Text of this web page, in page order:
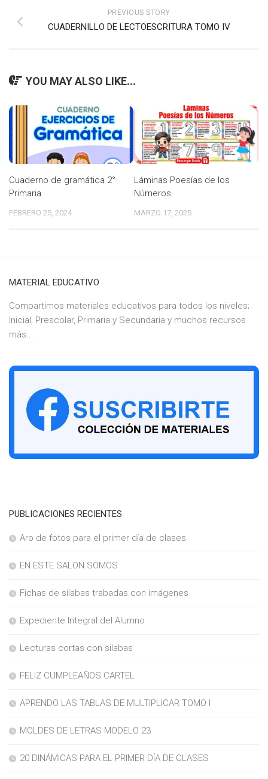
PREVIOUS STORY
CUADERNILLO DE LECTOESCRITURA TOMO IV
YOU MAY ALSO LIKE...
Cuaderno de gramática 2°
Primaria
FEBRERO 25, 2024
Láminas Poesías de los
Números
MARZO 17, 2025
MATERIAL EDUCATIVO
Compartimos materiales educativos para todos los niveles;
Inicial, Prescolar, Primaria y Secundaria y muchos recursos
más...
PUBLICACIONES RECIENTES
Aro de fotos para el primer día de clases
EN ESTE SALON SOMOS
Fichas de sílabas trabadas con imágenes
Expediente Integral del Alumno
Lecturas cortas con silabas
FELIZ CUMPLEAÑOS CARTEL
APRENDO LAS TABLAS DE MULTIPLICAR TOMO I
MOLDES DE LETRAS MODELO 23
20 DINÁMICAS PARA EL PRIMER DÍA DE CLASES